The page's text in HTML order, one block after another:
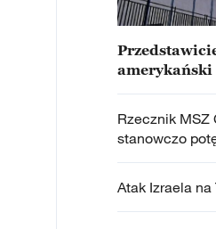
Rzecznik MSZ
stanowczo
Atak Izraela na